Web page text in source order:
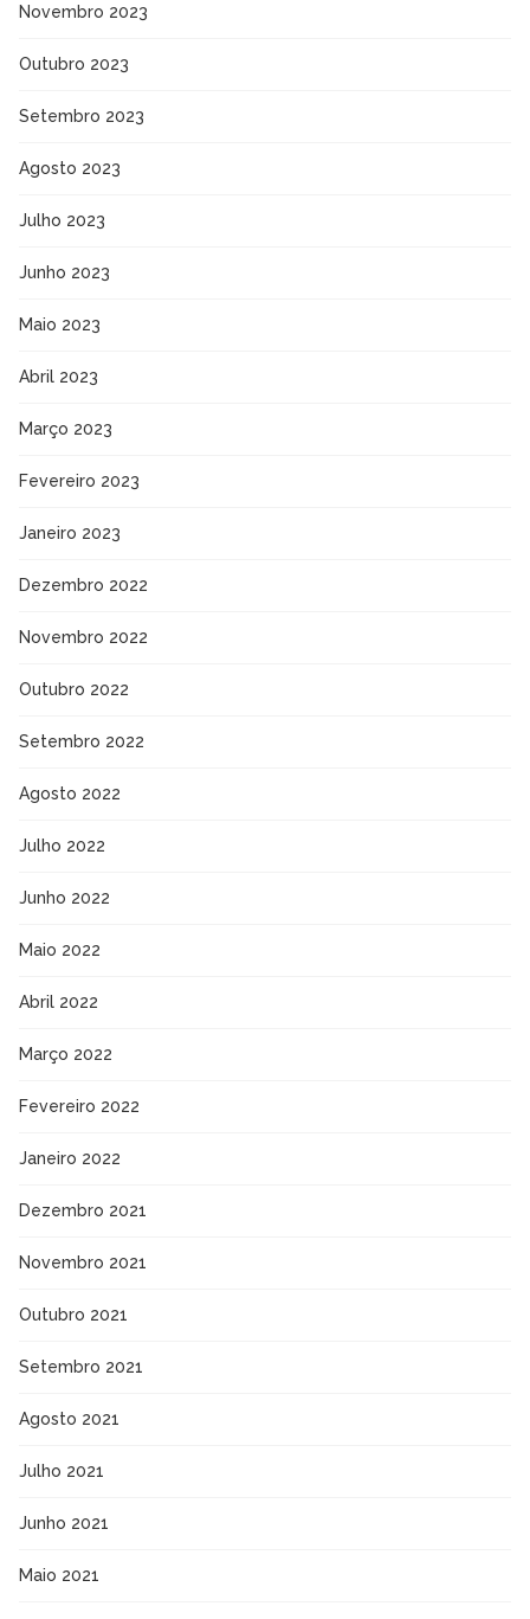
Novembro 2023
Outubro 2023
Setembro 2023
Agosto 2023
Julho 2023
Junho 2023
Maio 2023
Abril 2023
Março 2023
Fevereiro 2023
Janeiro 2023
Dezembro 2022
Novembro 2022
Outubro 2022
Setembro 2022
Agosto 2022
Julho 2022
Junho 2022
Maio 2022
Abril 2022
Março 2022
Fevereiro 2022
Janeiro 2022
Dezembro 2021
Novembro 2021
Outubro 2021
Setembro 2021
Agosto 2021
Julho 2021
Junho 2021
Maio 2021